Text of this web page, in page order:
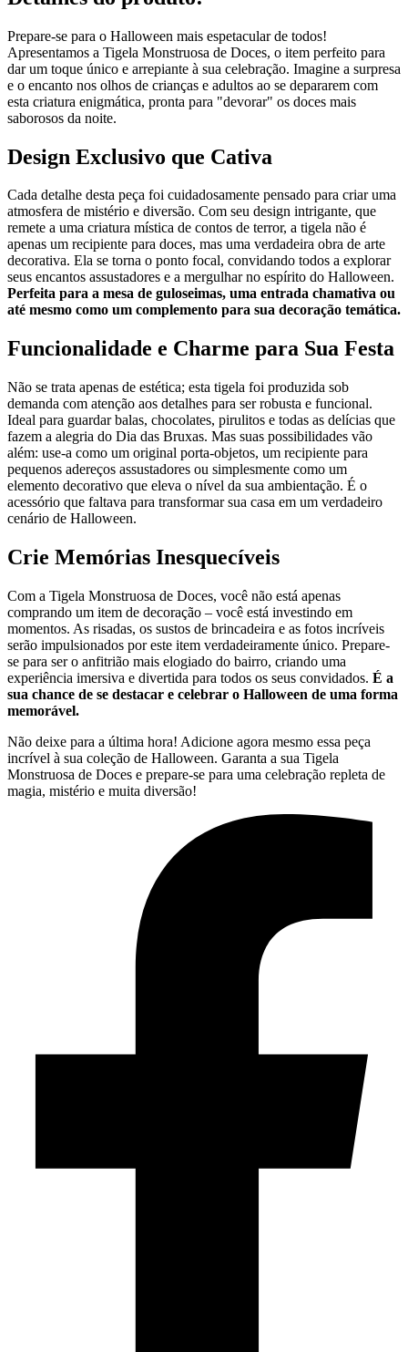
Prepare-se para o Halloween mais espetacular de todos!
Apresentamos a Tigela Monstruosa de Doces, o item perfeito para
dar um toque único e arrepiante à sua celebração. Imagine a surpresa
e o encanto nos olhos de crianças e adultos ao se depararem com
esta criatura enigmática, pronta para "devorar" os doces mais
saborosos da noite.
Design Exclusivo que Cativa
Cada detalhe desta peça foi cuidadosamente pensado para criar uma
atmosfera de mistério e diversão. Com seu design intrigante, que
remete a uma criatura mística de contos de terror, a tigela não é
apenas um recipiente para doces, mas uma verdadeira obra de arte
decorativa. Ela se torna o ponto focal, convidando todos a explorar
seus encantos assustadores e a mergulhar no espírito do Halloween.
Perfeita para a mesa de guloseimas, uma entrada chamativa ou
até mesmo como um complemento para sua decoração temática.
Funcionalidade e Charme para Sua Festa
Não se trata apenas de estética; esta tigela foi produzida sob
demanda com atenção aos detalhes para ser robusta e funcional.
Ideal para guardar balas, chocolates, pirulitos e todas as delícias que
fazem a alegria do Dia das Bruxas. Mas suas possibilidades vão
além: use-a como um original porta-objetos, um recipiente para
pequenos adereços assustadores ou simplesmente como um
elemento decorativo que eleva o nível da sua ambientação. É o
acessório que faltava para transformar sua casa em um verdadeiro
cenário de Halloween.
Crie Memórias Inesquecíveis
Com a Tigela Monstruosa de Doces, você não está apenas
comprando um item de decoração – você está investindo em
momentos. As risadas, os sustos de brincadeira e as fotos incríveis
serão impulsionados por este item verdadeiramente único. Prepare-
se para ser o anfitrião mais elogiado do bairro, criando uma
experiência imersiva e divertida para todos os seus convidados. É a
sua chance de se destacar e celebrar o Halloween de uma forma
memorável.
Não deixe para a última hora! Adicione agora mesmo essa peça
incrível à sua coleção de Halloween. Garanta a sua Tigela
Monstruosa de Doces e prepare-se para uma celebração repleta de
magia, mistério e muita diversão!